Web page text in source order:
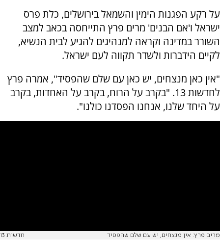
על רקע הפגנות הימין והשמאל בירושלים, כלת פרס
ישראל ו'אם הבנים' מרים פרץ התייחסה בכאב למצב
השורר במדינה וקראה למנהיגים להגיע לבית הנשיא,
לקיים הידברות ולשדר תקווה לעם ישראל.
"אין כאן מנצחים, יש כאן עם שלם שהפסיד", אמרה פרץ
לחדשות 13. "בקרב על הרוח, בקרב על האחדות, בקרב
על היחד שלנו, אנחנו הפסדנו כולנו".
מרים פרץ: אין מנצחים, יש עם שלם שהפסיד חדשות 13